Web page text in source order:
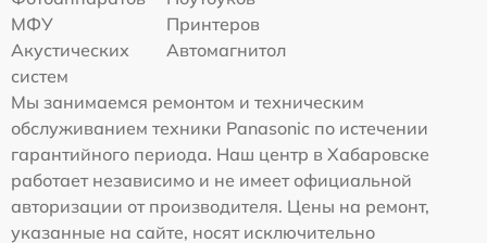
МФУ
Принтеров
Акустических
систем
Автомагнитол
Мы занимаемся ремонтом и техническим
обслуживанием техники Panasonic по истечении
гарантийного периода. Наш центр в Хабаровске
работает независимо и не имеет официальной
авторизации от производителя. Цены на ремонт,
указанные на сайте, носят исключительно